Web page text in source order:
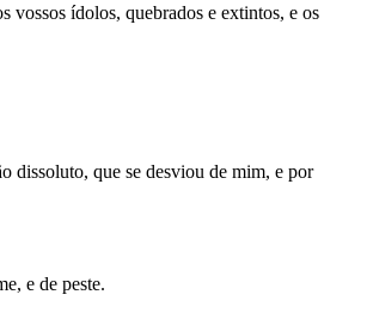
vossos ídolos, quebrados e extintos, e os
dissoluto, que se desviou de mim, e por
e de peste.